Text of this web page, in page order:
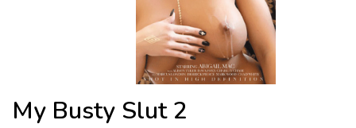
My Busty Slut 2